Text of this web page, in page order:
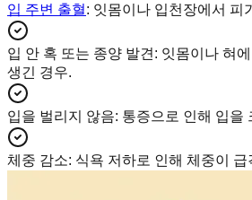
입 주변 출혈: 잇몸이나 입천장에서 피
입 안 혹 또는 종양 발견 : 잇몸이나 혀
생긴 경우.
입을 벌리지 않음: 통증으로 인해 입을
체중 감소: 식욕 저하로 인해 체중이 급